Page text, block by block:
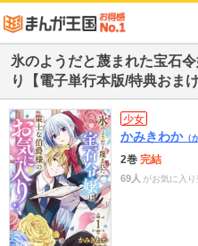
氷のようだと蔑まれた宝石
り【電子単行本版/特典おまけ
少女
かみきわか（
2巻 完結
69人 がお気に入り